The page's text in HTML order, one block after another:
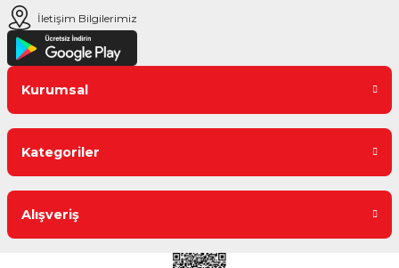
İletişim Bilgilerimiz
Kurumsal
Kategoriler
Alışveriş